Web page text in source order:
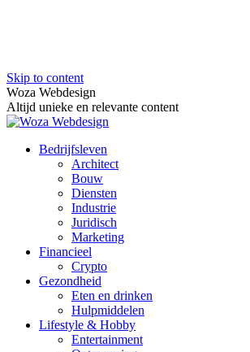
Skip to content
Woza Webdesign
Altijd unieke en relevante content
Bedrijfsleven
Architect
Bouw
Diensten
Industrie
Juridisch
Marketing
Financieel
Crypto
Gezondheid
Eten en drinken
Hulpmiddelen
Lifestyle & Hobby
Entertainment